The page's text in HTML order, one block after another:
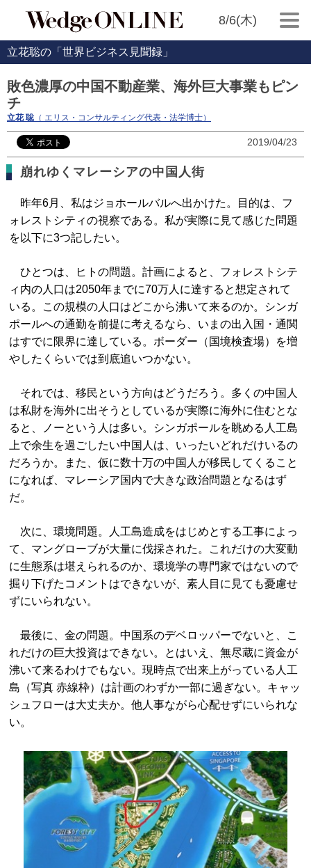
8/6(木)
立花聡の「世界ビジネス見聞録」
敗色濃厚の中国不動産業、海外巨大事業もピン
チ
立花 聡 （ エリス・コンサルティング代表・法学博士）
2019/04/23
崩れゆくマレーシアの中国人街
昨年6月、私はジョホールバルへ出かけた。目的は、フ
ォレストシティの視察である。私が実際に見て感じた問題
を以下に3つ記したい。
ひとつは、ヒトの問題。計画によると、フォレストシテ
ィ内の人口は2050年までに70万人に達すると想定されて
いる。この規模の人口はどこから沸いて来るのか。シンガ
ポールへの通勤を前提に考えるなら、いまの出入国・通関
はすでに限界に達している。ボーダー（国境検査場）を増
やしたくらいでは到底追いつかない。
それでは、移民という方向はどうだろう。多くの中国人
は私財を海外に出そうとしているが実際に海外に住むとな
ると、ノーという人は多い。シンガポールを眺める人工島
上で余生を過ごしたい中国人は、いったいどれだけいるの
だろうか。また、仮に数十万の中国人が移民してくること
になれば、マレーシア国内で大きな政治問題となるはず
だ。
次に、環境問題。人工島造成をはじめとする工事によっ
て、マングローブが大量に伐採された。これだけの大変動
に生態系は堪えられるのか、環境学の専門家ではないので
掘り下げたコメントはできないが、素人目に見ても憂慮せ
ずにいられない。
最後に、金の問題。中国系のデベロッパーでないと、こ
れだけの巨大投資はできない。とはいえ、無尽蔵に資金が
沸いて来るわけでもない。現時点で出来上がっている人工
島（写真 赤線枠）は計画のわずか一部に過ぎない。キャッ
シュフローは大丈夫か。他人事ながら心配せずにいられな
い。